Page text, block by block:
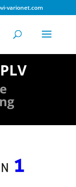
varionet.com